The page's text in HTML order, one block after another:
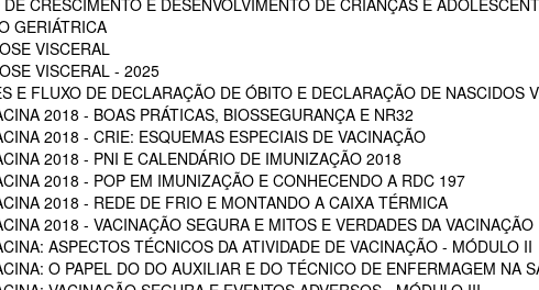
CRESCIMENTO E DESENVOLVIMENTO DE CRIANÇAS E
GERIÁTRICA
VISCERAL
VISCERAL - 2025
E FLUXO DE DECLARAÇÃO DE ÓBITO E DECLARAÇÃO DE NASCIDOS
2018 - BOAS PRÁTICAS, BIOSSEGURANÇA E NR32
2018 - CRIE: ESQUEMAS ESPECIAIS DE VACINAÇÃO
2018 - PNI E CALENDÁRIO DE IMUNIZAÇÃO 2018
2018 - POP EM IMUNIZAÇÃO E CONHECENDO A RDC 197
2018 - REDE DE FRIO E MONTANDO A CAIXA TÉRMICA
2018 - VACINAÇÃO SEGURA E MITOS E VERDADES DA VACINAÇÃO
ASPECTOS TÉCNICOS DA ATIVIDADE DE VACINAÇÃO - MÓDULO II
O PAPEL DO DO AUXILIAR E DO TÉCNICO DE ENFERMAGEM NA